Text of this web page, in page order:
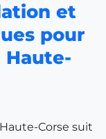
et
pour
Haute-
Corse suit